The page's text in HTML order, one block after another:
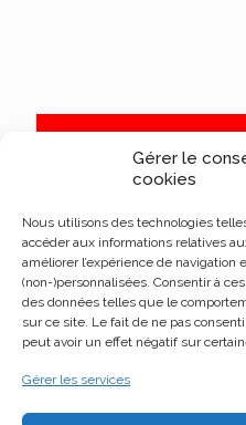
Gérer le
cookies
Nous utilisons des technologies
accéder aux informations relatives
améliorer l’expérience de
(non-)personnalisées. Consentir à
des données telles que le
sur ce site. Le fait de ne pas
peut avoir un effet négatif sur
Gérer les services